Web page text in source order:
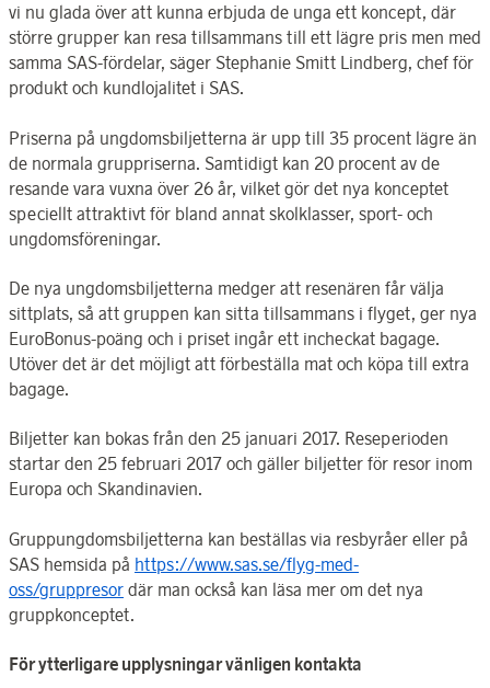
vi nu glada över att kunna erbjuda de unga ett koncept, där
större grupper kan resa tillsammans till ett lägre pris men med
samma SAS-fördelar, säger Stephanie Smitt Lindberg, chef för
produkt och kundlojalitet i SAS.
Priserna på ungdomsbiljetterna är upp till 35 procent lägre än
de normala gruppriserna. Samtidigt kan 20 procent av de
resande vara vuxna över 26 år, vilket gör det nya konceptet
speciellt attraktivt för bland annat skolklasser, sport- och
ungdomsföreningar.
De nya ungdomsbiljetterna medger att resenären får välja
sittplats, så att gruppen kan sitta tillsammans i flyget, ger nya
EuroBonus-poäng och i priset ingår ett incheckat bagage.
Utöver det är det möjligt att förbeställa mat och köpa till extra
bagage.
Biljetter kan bokas från den 25 januari 2017. Reseperioden
startar den 25 februari 2017 och gäller biljetter för resor inom
Europa och Skandinavien.
Gruppungdomsbiljetterna kan beställas via resbyråer eller på
SAS hemsida på https://www.sas.se/flyg-med-
oss/gruppresor där man också kan läsa mer om det nya
gruppkonceptet.
För ytterligare upplysningar vänligen kontakta